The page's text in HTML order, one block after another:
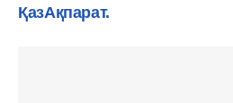
ҚазАқпарат.